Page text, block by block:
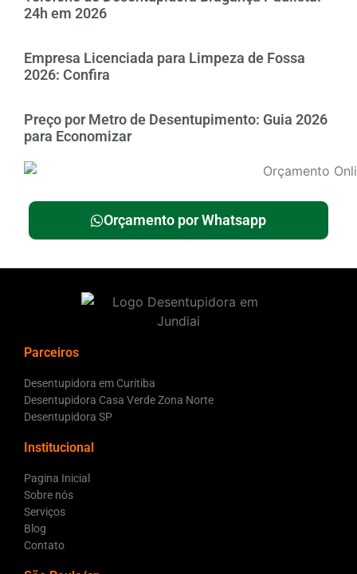
24h em 2026
Empresa Licenciada para Limpeza de Fossa
2026: Confira
Preço por Metro de Desentupimento: Guia 2026
para Economizar
Orçamento por Whatsapp
Parceiros
Desentupidora em Curitiba
Desentupidora Casa Verde Zona Norte
Desentupidora SP
Institucional
Pagina Inicial
Sobre nós
Serviços
Blog
Contato